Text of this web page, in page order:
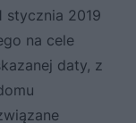
stycznia 2019
na cele
daty, z